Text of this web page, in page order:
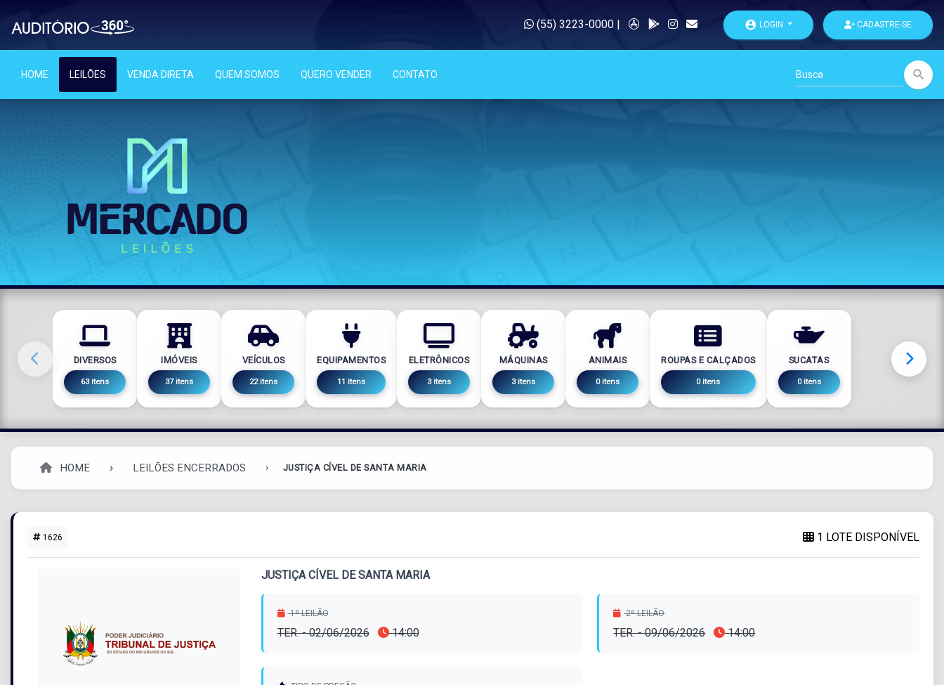
(55) 3223-0000| account_circle LOGIN CADASTRE-SE
HOME LEILÕES VENDA DIRETA QUEM SOMOS QUERO VENDER CONTATO search
DIVERSOS
63 itens
IMÓVEIS
37 itens
VEÍCULOS
22 itens
EQUIPAMENTOS
11 itens
ELETRÔNICOS
3 itens
MÁQUINAS
3 itens
ANIMAIS
0 itens
ROUPAS E CALÇADOS
0 itens
SUCATAS
0 itens
HOME LEILÕES ENCERRADOS JUSTIÇA CÍVEL DE SANTA MARIA
1626 1 LOTE DISPONÍVEL
JUSTIÇA CÍVEL DE SANTA MARIA
1º LEILÃO
TER. - 02/06/2026 14:00
2º LEILÃO
TER. - 09/06/2026 14:00